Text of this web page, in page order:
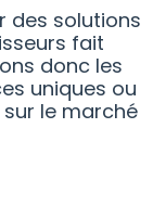
des solutions
fait
donc les
uniques ou
le marché